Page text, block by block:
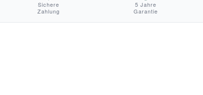
Sichere
Zahlung
5 Jahre
Garantie